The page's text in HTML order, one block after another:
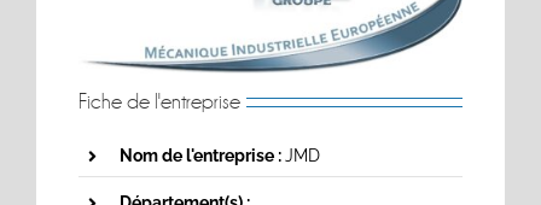
Fiche de l'entreprise
Nom de l'entreprise :JMD